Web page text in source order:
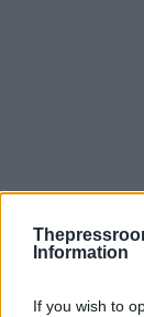
Information
If you wish to